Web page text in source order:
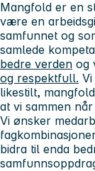
Mangfold er en
være en
samfunnet og
samlede
bedre verden og
og respektfull.
likestilt,
at vi sammen
Vi ønsker
bidra til enda